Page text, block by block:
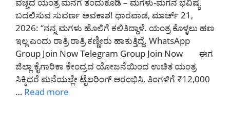
ಬದಲಿಸುವ ಸುವರ್ಣ ಅವಕಾಶ! ಧಾರವಾಡ, ಮಾರ್ಚ್ 21,
2026: “ನನ್ನ ಮಗಳು ಹೊಲಿಗೆ ಕಲಿತಿದ್ದಾಳೆ. ಯಂತ್ರ ಕೊಳ್ಳಲು ಹಣ
ಇಲ್ಲ ಎಂದು ರಾತ್ರಿ ರಾತ್ರಿ ಕಣ್ಣೀರು ಹಾಕುತ್ತಿದ್ದೆ. WhatsApp
Group Join Now Telegram Group Join Now ಈಗ
ಜಿಲ್ಲಾ ಕೈಗಾರಿಕಾ ಕೇಂದ್ರದ ಯೋಜನೆಯಿಂದ ಉಚಿತ ಯಂತ್ರ
ಸಿಕ್ಕಿದರೆ ಮನೆಯಲ್ಲೇ ಟೈಲರಿಂಗ್ ಆರಂಭಿಸಿ, ತಿಂಗಳಿಗೆ ₹12,000
… Read more